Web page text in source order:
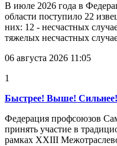
В июле 2026 года в
области поступило 22
них: 12 - несчастных
тяжелых несчастных
06 августа 2026 11:05
1
Быстрее! Выше! Сильнее!
Федерация профсоюзов
принять участие в
рамках XXIII